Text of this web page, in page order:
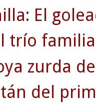
El
trío
zurda
del